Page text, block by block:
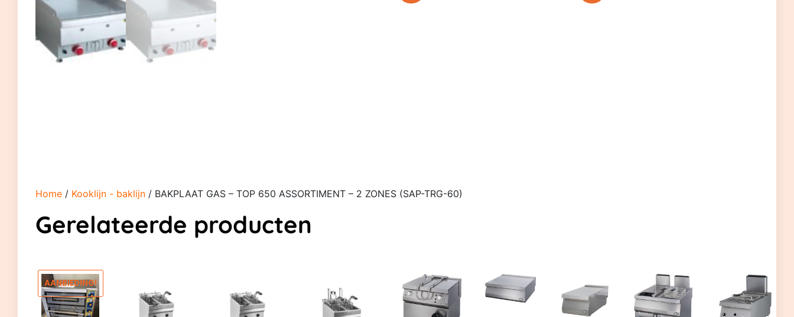
Home / Kooklijn - baklijn / BAKPLAAT GAS – TOP 650 ASSORTIMENT – 2 ZONES (SAP-TRG-60)
Gerelateerde producten
AANBIEDING!